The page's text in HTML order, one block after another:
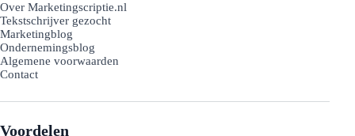
Over Marketingscriptie.nl
Tekstschrijver gezocht
Marketingblog
Ondernemingsblog
Algemene voorwaarden
Contact
Voordelen